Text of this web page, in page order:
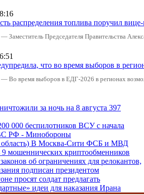
распределения топлива поручил
Председателя Правительства
что во время выборов в
время выборов в ЕДГ-2026 в регионах
за ночь на 8 августа 397
000 беспилотников ВСУ с начала
РФ - Минобороны
В Москва-Сити ФСБ и МВД
9 мошеннических криптообменников
об ограничениях для релокантов,
подписан президентом
просят солдат предлагать
идеи для наказания Ирана